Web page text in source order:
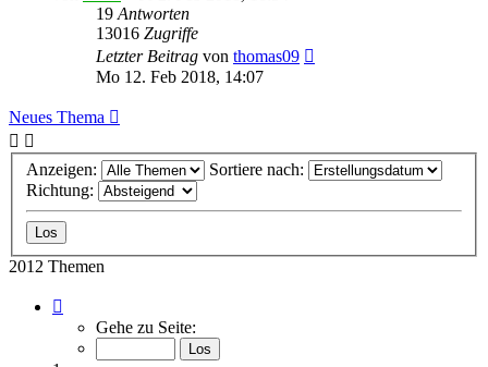
19 Antworten
13016 Zugriffe
Letzter Beitrag von thomas09
Mo 12. Feb 2018, 14:07
Neues Thema
Anzeigen:
Sortiere nach:
Richtung:
2012 Themen
von
Gehe zu Seite: